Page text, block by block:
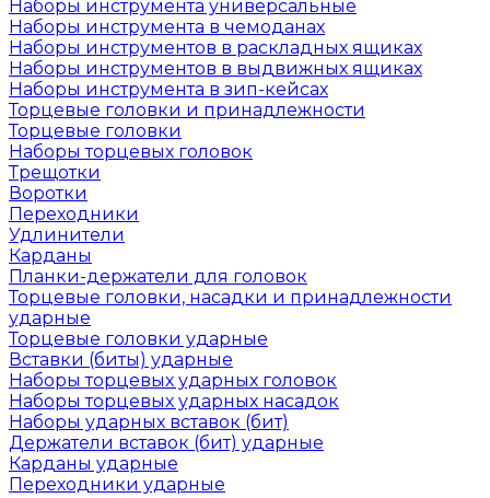
Наборы инструмента универсальные
Наборы инструмента в чемоданах
Наборы инструментов в раскладных ящиках
Наборы инструментов в выдвижных ящиках
Наборы инструмента в зип-кейсах
Торцевые головки и принадлежности
Торцевые головки
Наборы торцевых головок
Трещотки
Воротки
Переходники
Удлинители
Карданы
Планки-держатели для головок
Торцевые головки, насадки и принадлежности
ударные
Торцевые головки ударные
Вставки (биты) ударные
Наборы торцевых ударных головок
Наборы торцевых ударных насадок
Наборы ударных вставок (бит)
Держатели вставок (бит) ударные
Карданы ударные
Переходники ударные